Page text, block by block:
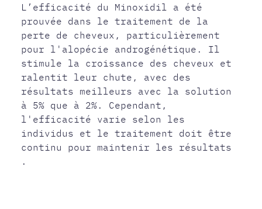
L’efficacité du Minoxidil a été
prouvée dans le traitement de la
perte de cheveux, particulièrement
pour l'alopécie androgénétique. Il
stimule la croissance des cheveux et
ralentit leur chute, avec des
résultats meilleurs avec la solution
à 5% que à 2%. Cependant,
l'efficacité varie selon les
individus et le traitement doit être
continu pour maintenir les résultats
.